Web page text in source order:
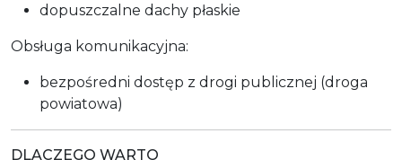
dopuszczalne dachy płaskie
Obsługa komunikacyjna:
bezpośredni dostęp z drogi publicznej (droga
powiatowa)
DLACZEGO WARTO